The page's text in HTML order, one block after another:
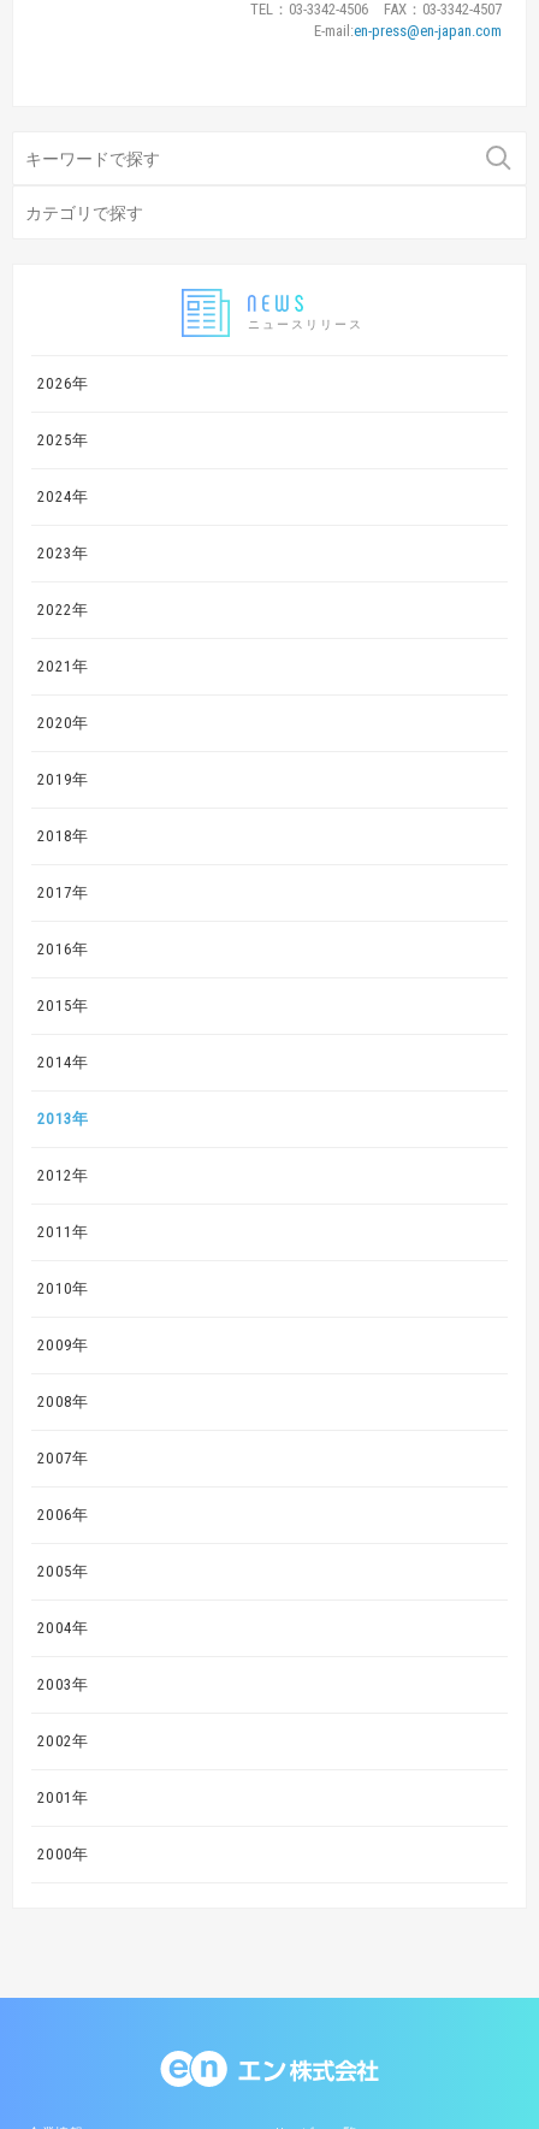
ニュースリリース
2026年
2025年
2024年
2023年
2022年
2021年
2020年
2019年
2018年
2017年
2016年
2015年
2014年
2013年
2012年
2011年
2010年
2009年
2008年
2007年
2006年
2005年
2004年
2003年
2002年
2001年
2000年
TEL：03-3342-4506 FAX：03-3342-4507
E-mail:en-press@en-japan.com